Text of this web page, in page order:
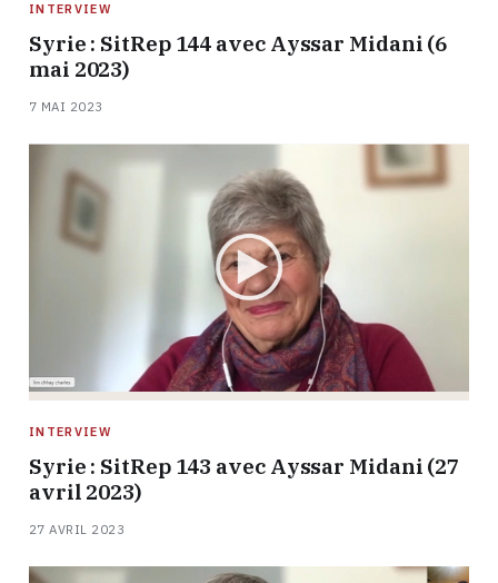
INTERVIEW
Syrie : SitRep 144 avec Ayssar Midani (6
mai 2023)
7 MAI 2023
INTERVIEW
Syrie : SitRep 143 avec Ayssar Midani (27
avril 2023)
27 AVRIL 2023